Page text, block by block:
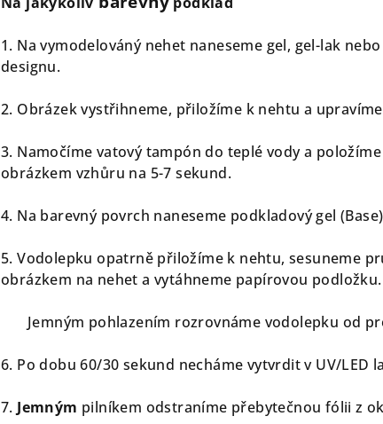
1. Na vymodelováný nehet naneseme gel, gel-lak
designu.
2. Obrázek vystřihneme, přiložíme k nehtu a
3. Namočíme vatový tampón do teplé vody a
obrázkem vzhůru na 5-7 sekund.
4. Na barevný povrch naneseme podkladový gel
5. Vodolepku opatrně přiložíme k nehtu, sesuneme
obrázkem na nehet a vytáhneme papírovou podložku.
Jemným pohlazením rozrovnáme vodolepku od
6. Po dobu 60/30 sekund necháme vytvrdit v UV/LED
7. Jemným pilníkem odstraníme přebytečnou fólii z